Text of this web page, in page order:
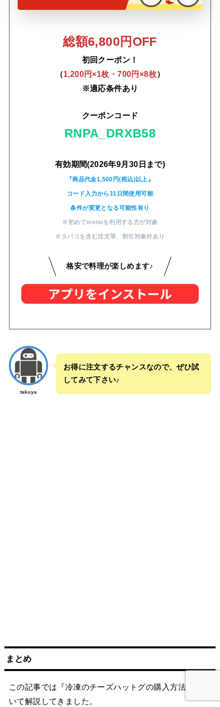
総額6,800円OFF
初回クーポン！
（1,200円×1枚・700円×8枚）
※適応条件あり
クーポンコード
RNPA_DRXB58
有効期間(2026年9月30日まで)
『商品代金1,500円(税込)以上』
コード入力から31日間使用可能
条件が変更となる可能性有り
※初めてmenuを利用する方が対象
※タバコを含む注文等 割引対象外あり
格安で料理が楽しめます♪
takuya
お得に注文するチャンスなので、ぜひ試
してみて下さい♪
まとめ
この記事では『冷凍のチーズハットグの購入方法』につ
いて解説してきました。